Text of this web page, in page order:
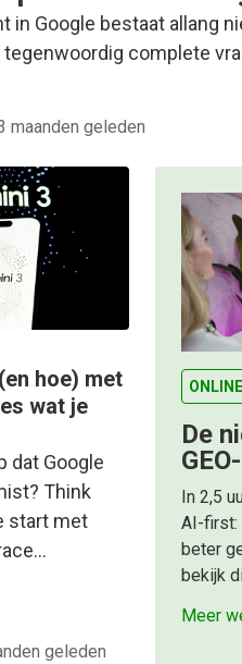
in Google bestaat allang
complete
maanden geleden
hoe) met
wat je
dat Google
Think
start met
geleden
De
In 2,5
AI-first:
beter
bekijk
Meer